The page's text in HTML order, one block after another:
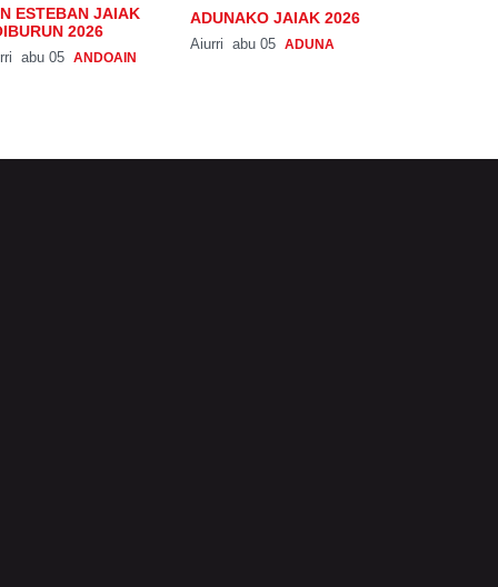
ESTEBAN JAIAK
2026
abu 05 ANDOAIN
ADUNAKO JAIAK 2026
Aiurri abu 05 ADUNA